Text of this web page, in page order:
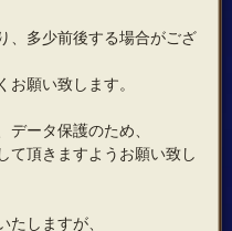
、多少前後する場合がござ
願い致します。
ータ保護のため、
て頂きますようお願い致し
しますが、